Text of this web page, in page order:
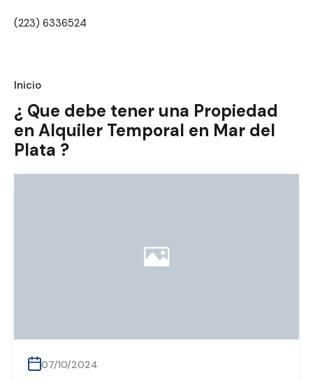
(223) 6336524
Inicio
¿ Que debe tener una Propiedad
en Alquiler Temporal en Mar del
Plata ?
07/10/2024